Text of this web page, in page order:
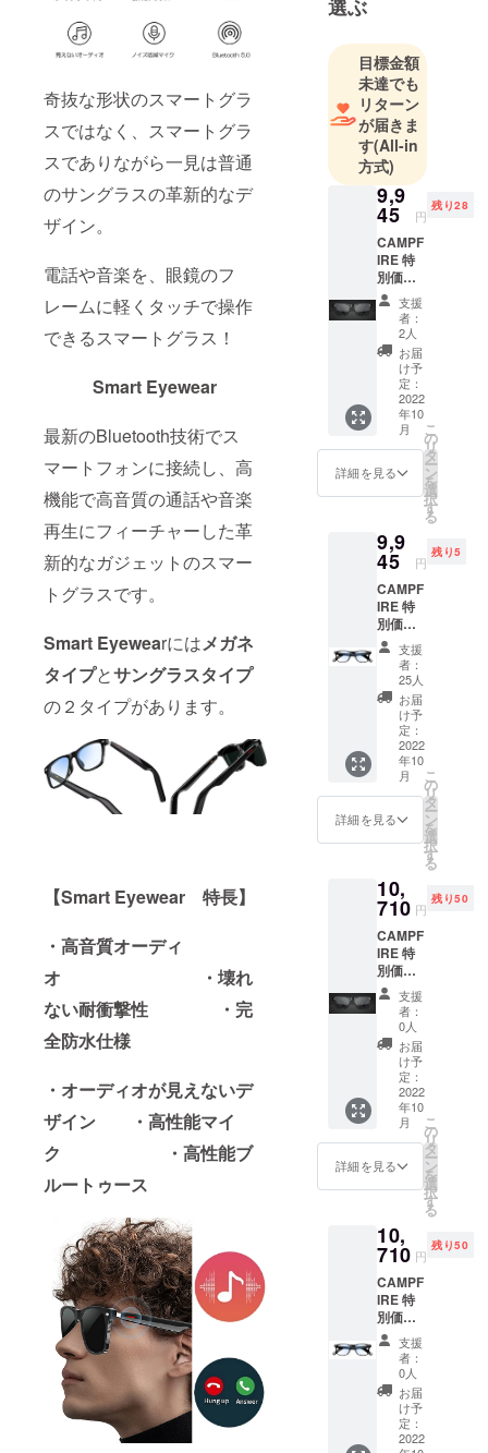
奇抜な形状のスマートグラ
スではなく、スマートグラ
スでありながら一見は普通
のサングラスの革新的なデ
ザイン。
電話や音楽を、眼鏡のフ
レームに軽くタッチで操作
できるスマートグラス！
Smart Eyewear
最新のBluetooth技術でス
マートフォンに接続し、高
機能で高音質の通話や音楽
再生にフィーチャーした革
新的なガジェットのスマー
トグラスです。
Smart Eyewearにはメガネ
タイプとサングラスタイプ
の２タイプがあります。
【Smart Eyewear 特長】
・高音質オーディ
オ ・壊れ
ない耐衝撃性 ・完
全防水仕様
・オーディオが見えないデ
ザイン ・高性能マイ
ク ・高性能ブ
ルートゥース
た、とみな
さまに喜ん
でいただれ
ば本望で
す。
選ぶ
目標金額
未達でも
リターン
が届きま
す(All-in
方式)
9,9
45 円
残り28
CAMPF
IRE 特
別価格
35%OF
F
Smart
Eyewea
r サング
ラス 1
セット
一般販
売価格
15,300
円
→9,945
円 【限
達した
時点
で、プ
ロジェ
クト期
間中で
あって
もリ
ターン
を発送
いたし
ます】
Smart
Eyewea
r 本体
専用
ケース
ス 日本
語説明
書
支援
者：
2人
お届
け予
定：
2022
年10
月
詳細を見る
こ
の
リ
タ
ー
ン
を
選
択
す
る
9,9
45 円
残り5
CAMPF
IRE 特
別価格
35%OF
F
Smart
Eyewea
r メガ
ネ 1
セット
一般販
売価格
15,300
円
→9,945
円 【限
達した
時点
で、プ
ロジェ
クト期
間中で
あって
もリ
ターン
を発送
いたし
ます】
Smart
Eyewea
r 本体
専用
ケース
ス 日本
語説明
書
支援
者：
25人
お届
け予
定：
2022
年10
月
詳細を見る
こ
の
リ
タ
ー
ン
を
選
択
す
る
10,
710 円
残り50
CAMPF
IRE 特
別価格
30%OF
F
Smart
Eyewea
r サング
ラス 1
セット
一般販
売価格
15,300
円
→10,71
0円
数に達
した時
点で、
プロ
ジェク
ト期間
中で
あって
もリ
ターン
を発送
いたし
ます】
支援
者：
0人
お届
け予
定：
2022
年10
月
詳細を見る
こ
の
リ
タ
ー
ン
を
選
択
す
る
10,
710 円
残り50
CAMPF
IRE 特
別価格
30%OF
F
Smart
Eyewea
r メガ
ネ 1
セット
支援
者：
0人
お届
け予
定：
2022